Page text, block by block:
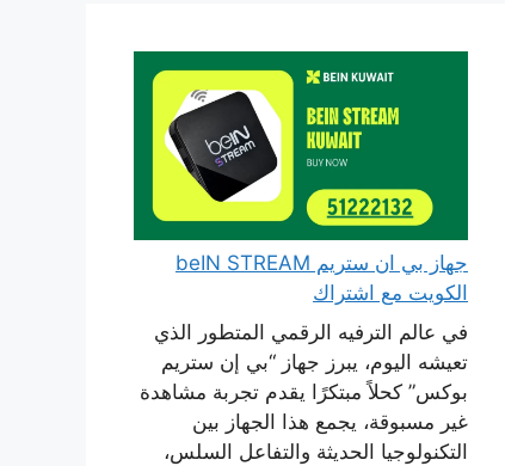
جهاز بي ان ستريم beIN STREAM
الكويت مع اشتراك
في عالم الترفيه الرقمي المتطور الذي
تعيشه اليوم، يبرز جهاز “بي إن ستريم
بوكس” كحلاً مبتكرًا يقدم تجربة مشاهدة
غير مسبوقة، يجمع هذا الجهاز بين
التكنولوجيا الحديثة والتفاعل السلس،